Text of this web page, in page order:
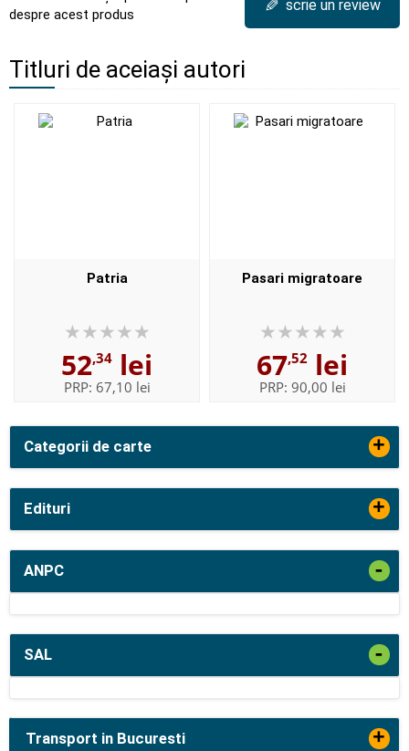
Categorii de carte +
Edituri +
ANPC -
SAL -
despre acest produs
✎ scrie un review
Titluri de aceiași autori
Patria
52,34 lei
PRP: 67,10 lei
Pasari migratoare
67,52 lei
PRP: 90,00 lei
Transport in Bucuresti +